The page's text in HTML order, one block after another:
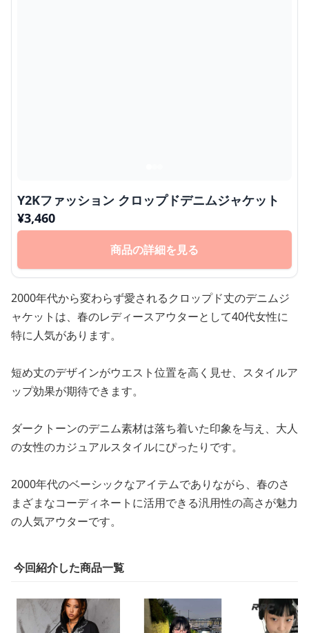
Y2Kファッション クロップドデニムジャケット
¥3,460
商品の詳細を見る
2000年代から変わらず愛されるクロップド丈のデニムジ
ャケットは、春のレディースアウターとして40代女性に
特に人気があります。
短め丈のデザインがウエスト位置を高く見せ、スタイルア
ップ効果が期待できます。
ダークトーンのデニム素材は落ち着いた印象を与え、大人
の女性のカジュアルスタイルにぴったりです。
2000年代のベーシックなアイテムでありながら、春のさ
まざまなコーディネートに活用できる汎用性の高さが魅力
の人気アウターです。
今回紹介した商品一覧